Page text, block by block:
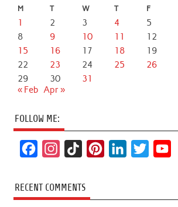
M T W T F
1 2 3 4 5
8
9 10 11 12
15
16 17 18 19
22
23 24 25 26
29
30
31
« Feb Apr »
FOLLOW ME:
c
e
s
t
k
T
t
k
t
T
RECENT COMMENTS